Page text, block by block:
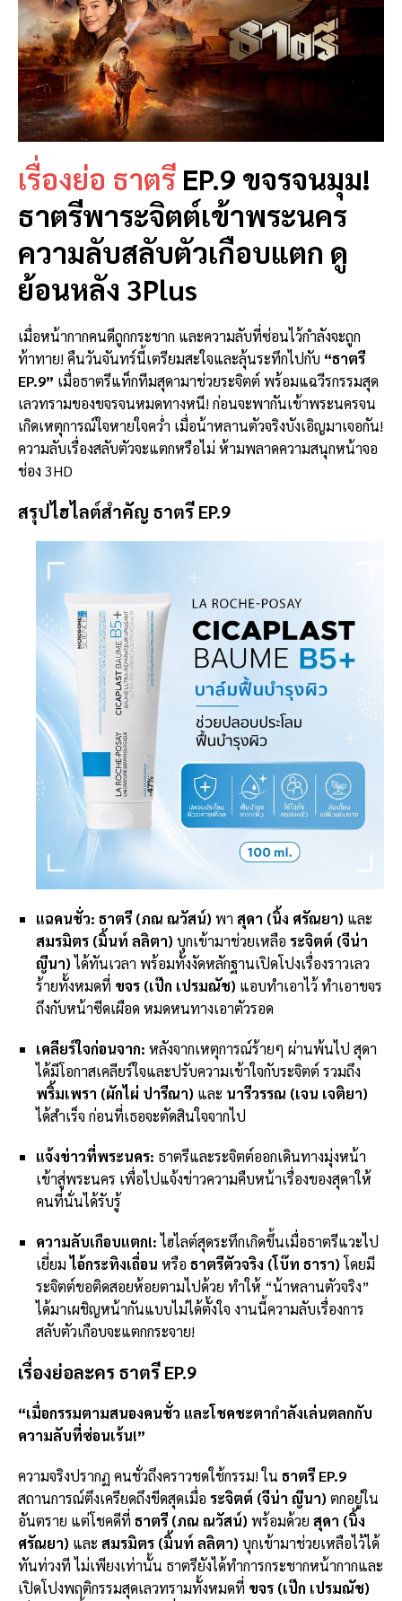
เรื่องย่อ ธาตรี EP.9 ขจรจนมุม!
ธาตรีพาระจิตต์เข้าพระนคร
ความลับสลับตัวเกือบแตก ดู
ย้อนหลัง 3Plus
เมื่อหน้ากากคนดีถูกกระชาก และความลับที่ซ่อนไว้กำลังจะถูก
ท้าทาย! คืนวันจันทร์นี้เตรียมสะใจและลุ้นระทึกไปกับ “ธาตรี
EP.9” เมื่อธาตรีแท็กทีมสุดามาช่วยระจิตต์ พร้อมแฉวีรกรรมสุด
เลวทรามของขจรจนหมดทางหนี! ก่อนจะพากันเข้าพระนครจน
เกิดเหตุการณ์ใจหายใจคว่ำ เมื่อน้าหลานตัวจริงบังเอิญมาเจอกัน!
ความลับเรื่องสลับตัวจะแตกหรือไม่ ห้ามพลาดความสนุกหน้าจอ
ช่อง 3HD
สรุปไฮไลต์สำคัญ ธาตรี EP.9
แฉคนชั่ว: ธาตรี (ภณ ณวัสน์) พา สุดา (นิ้ง ศรัณยา) และ
สมรมิตร (มิ้นท์ ลลิตา) บุกเข้ามาช่วยเหลือ ระจิตต์ (จีน่า
ญีนา)ได้ทันเวลา พร้อมทั้งงัดหลักฐานเปิดโปงเรื่องราวเลว
ร้ายทั้งหมดที่ ขจร (เป๊ก เปรมณัช) แอบทำเอาไว้ ทำเอาขจร
ถึงกับหน้าซีดเผือด หมดหนทางเอาตัวรอด
เคลียร์ใจก่อนจาก: หลังจากเหตุการณ์ร้ายๆ ผ่านพ้นไป สุดา
ได้มีโอกาสเคลียร์ใจและปรับความเข้าใจกับระจิตต์ รวมถึง
พริ้มเพรา (ผักไผ่ ปารีณา) และ นารีวรรณ (เจน เจติยา)
ได้สำเร็จ ก่อนที่เธอจะตัดสินใจจากไป
แจ้งข่าวที่พระนคร: ธาตรีและระจิตต์ออกเดินทางมุ่งหน้า
เข้าสู่พระนคร เพื่อไปแจ้งข่าวความคืบหน้าเรื่องของสุดาให้
คนที่นั่นได้รับรู้
ความลับเกือบแตก!:ไฮไลต์สุดระทึกเกิดขึ้นเมื่อธาตรีแวะไป
เยี่ยมไอ้กระทิงเถื่อน หรือ ธาตรีตัวจริง (โบ๊ท ธารา) โดยมี
ระจิตต์ขอติดสอยห้อยตามไปด้วย ทำให้ “น้าหลานตัวจริง”
ได้มาเผชิญหน้ากันแบบไม่ได้ตั้งใจ งานนี้ความลับเรื่องการ
สลับตัวเกือบจะแตกกระจาย!
เรื่องย่อละคร ธาตรี EP.9
“เมื่อกรรมตามสนองคนชั่ว และโชคชะตากำลังเล่นตลกกับ
ความลับที่ซ่อนเร้น!”
ความจริงปรากฏ คนชั่วถึงคราวชดใช้กรรม! ใน ธาตรี EP.9
สถานการณ์ตึงเครียดถึงขีดสุดเมื่อ ระจิตต์ (จีน่า ญีนา) ตกอยู่ใน
อันตราย แต่โชคดีที่ ธาตรี (ภณ ณวัสน์) พร้อมด้วย สุดา (นิ้ง
ศรัณยา) และ สมรมิตร (มิ้นท์ ลลิตา) บุกเข้ามาช่วยเหลือไว้ได้
ทันท่วงที ไม่เพียงเท่านั้น ธาตรียังได้ทำการกระชากหน้ากากและ
เปิดโปงพฤติกรรมสุดเลวทรามทั้งหมดที่ ขจร (เป๊ก เปรมณัช)